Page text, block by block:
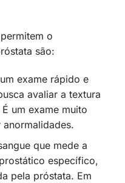
o
são:
exame rápido e
avaliar a textura
um exame muito
que mede a
específico,
pela próstata. Em